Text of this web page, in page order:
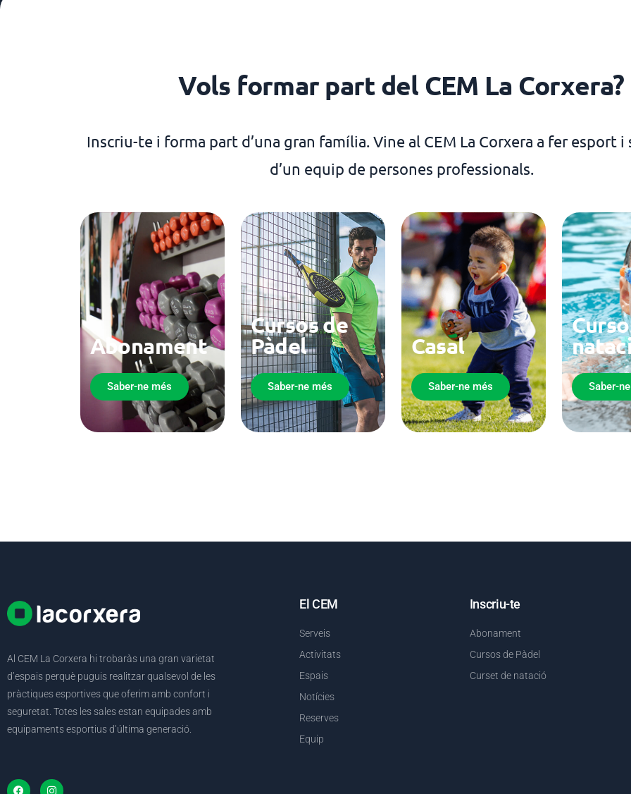
Vols formar part del CEM La Corxera?
Inscriu-te i forma part d’una gran família. Vine al CEM La Corxera a fer esport
d’un equip de persones professionals.
Abonament
Saber-ne més
Cursos de
Pàdel
Saber-ne més
Casal
Saber-ne més Saber-
Al CEM La Corxera hi trobaràs una gran varietat
d’espais perquè puguis realitzar qualsevol de les
pràctiques esportives que oferim amb confort i
seguretat. Totes les sales estan equipades amb
equipaments esportius d’última generació.
El CEM
Serveis
Activitats
Espais
Notícies
Reserves
Equip
Inscriu-te
Abonament
Cursos de Pàdel
Curset de natació